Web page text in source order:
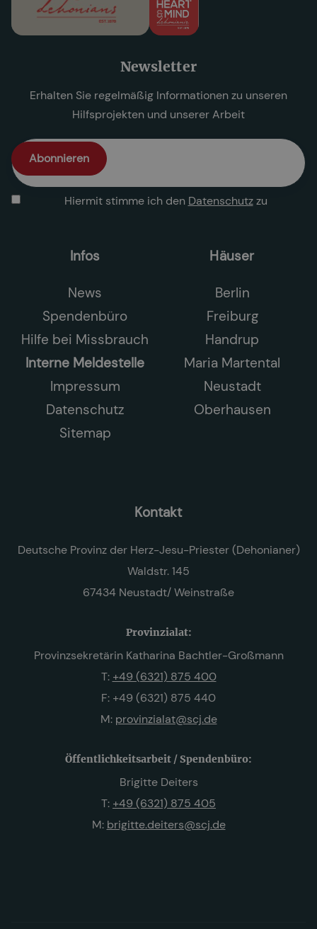
Newsletter
Erhalten Sie regelmäßig Informationen zu unseren
Hilfsprojekten und unserer Arbeit
Hiermit stimme ich den Datenschutzzu
Infos
News
Spendenbüro
Hilfe bei Missbrauch
Interne Meldestelle
Impressum
Datenschutz
Sitemap
Häuser
Berlin
Freiburg
Handrup
Maria Martental
Neustadt
Oberhausen
Kontakt
Deutsche Provinz der Herz-Jesu-Priester (Dehonianer)
Waldstr. 145
67434 Neustadt/ Weinstraße
Provinzialat:
Provinzsekretärin Katharina Bachtler-Großmann
T: +49 (6321) 875 400
F: +49 (6321) 875 440
M: provinzialat@scj.de
Öffentlichkeitsarbeit / Spendenbüro:
Brigitte Deiters
T: +49 (6321) 875 405
M: brigitte.deiters@scj.de